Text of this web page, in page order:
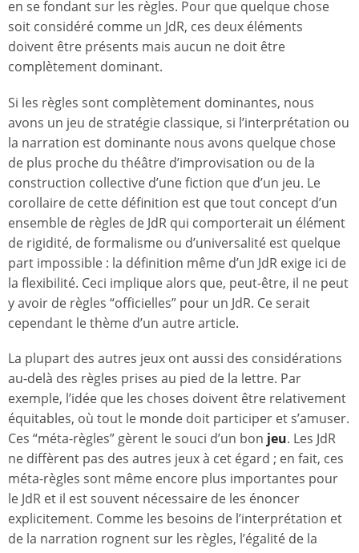
en se fondant sur les règles. Pour que quelque chose
soit considéré comme un JdR, ces deux éléments
doivent être présents mais aucun ne doit être
complètement dominant.
Si les règles sont complètement dominantes, nous
avons un jeu de stratégie classique, si l’interprétation ou
la narration est dominante nous avons quelque chose
de plus proche du théâtre d’improvisation ou de la
construction collective d’une fiction que d’un jeu. Le
corollaire de cette définition est que tout concept d’un
ensemble de règles de JdR qui comporterait un élément
de rigidité, de formalisme ou d’universalité est quelque
part impossible : la définition même d’un JdR exige ici de
la flexibilité. Ceci implique alors que, peut-être, il ne peut
y avoir de règles “officielles” pour un JdR. Ce serait
cependant le thème d’un autre article.
La plupart des autres jeux ont aussi des considérations
au-delà des règles prises au pied de la lettre. Par
exemple, l’idée que les choses doivent être relativement
équitables, où tout le monde doit participer et s’amuser.
Ces “méta-règles” gèrent le souci d’un bon jeu. Les JdR
ne diffèrent pas des autres jeux à cet égard ; en fait, ces
méta-règles sont même encore plus importantes pour
le JdR et il est souvent nécessaire de les énoncer
explicitement. Comme les besoins de l’interprétation et
de la narration rognent sur les règles, l’égalité de la